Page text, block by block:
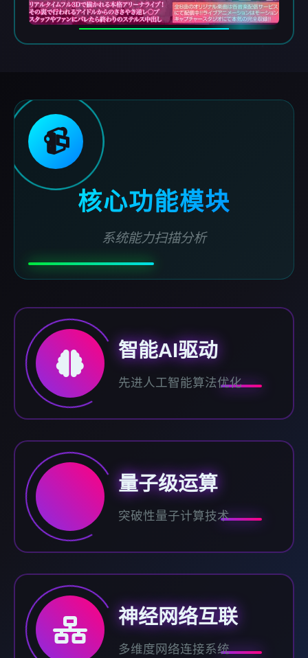
📹
核心功能模块
系统能力扫描分析
智能AI驱动
先进人工智能算法优化
量子级运算
突破性量子计算技术
神经网络互联
多维度网络连接系统